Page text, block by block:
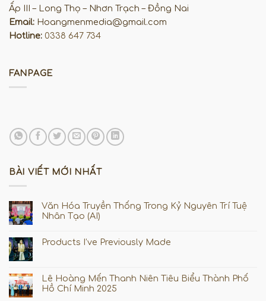
Ấp III – Long Thọ – Nhơn Trạch – Đồng Nai
Email: Hoangmenmedia@gmail.com
Hotline: 0338 647 734
FANPAGE
BÀI VIẾT MỚI NHẤT
Văn Hóa Truyền Thống Trong Kỷ Nguyên Trí Tuệ
Nhân Tạo (AI)
Products I’ve Previously Made
Lê Hoàng Mến Thanh Niên Tiêu Biểu Thành Phố
Hồ Chí Minh 2025